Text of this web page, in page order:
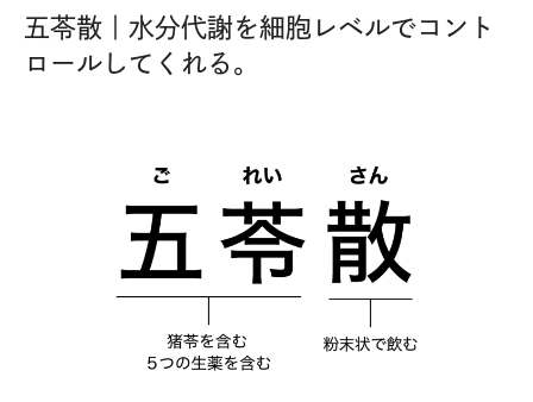
五苓散｜水分代謝を細胞レベルでコント
ロールしてくれる。